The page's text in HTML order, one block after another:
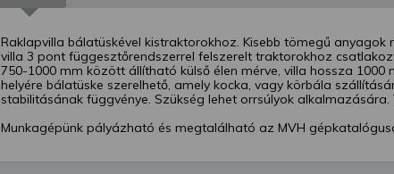
Raklapvilla bálatüskével kistraktorokhoz. Kisebb tömegű
villa 3 pont függesztőrendszerrel felszerelt traktorokhoz
750-1000 mm között állítható külső élen mérve, villa hossza
helyére bálatüske szerelhető, amely kocka, vagy körbála
stabilitásának függvénye. Szükség lehet orrsúlyok
Munkagépünk pályázható és megtalálható az MVH